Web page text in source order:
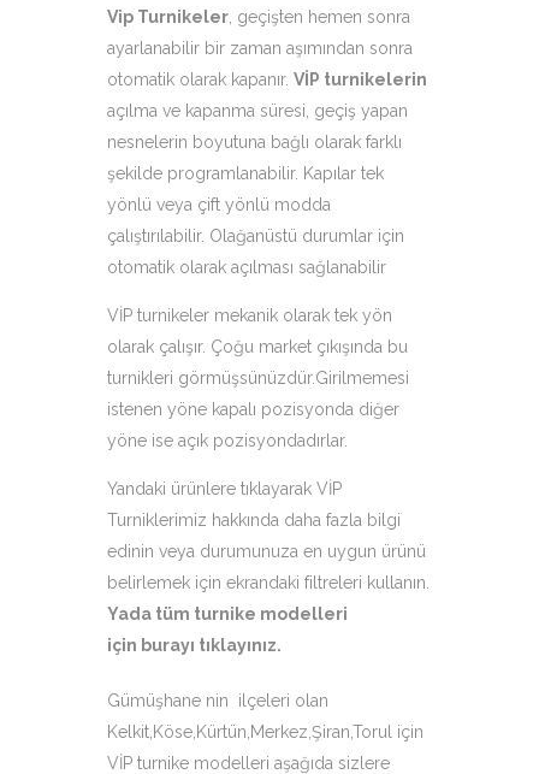
Vip Turnikeler , geçişten hemen sonra
ayarlanabilir bir zaman aşımından sonra
otomatik olarak kapanır. VİP turnikelerin
açılma ve kapanma süresi, geçiş yapan
nesnelerin boyutuna bağlı olarak farklı
şekilde programlanabilir. Kapılar tek
yönlü veya çift yönlü modda
çalıştırılabilir. Olağanüstü durumlar için
otomatik olarak açılması sağlanabilir
VİP turnikeler mekanik olarak tek yön
olarak çalışır. Çoğu market çıkışında bu
turnikleri görmüşsünüzdür.Girilmemesi
istenen yöne kapalı pozisyonda diğer
yöne ise açık pozisyondadırlar.
Yandaki ürünlere tıklayarak VİP
Turniklerimiz hakkında daha fazla bilgi
edinin veya durumunuza en uygun ürünü
belirlemek için ekrandaki filtreleri kullanın.
Yada tüm turnike modelleri
için burayı tıklayınız.
Gümüşhane nin ilçeleri olan
Kelkit,Köse,Kürtün,Merkez,Şiran,Torul için
VİP turnike modelleri aşağıda sizlere